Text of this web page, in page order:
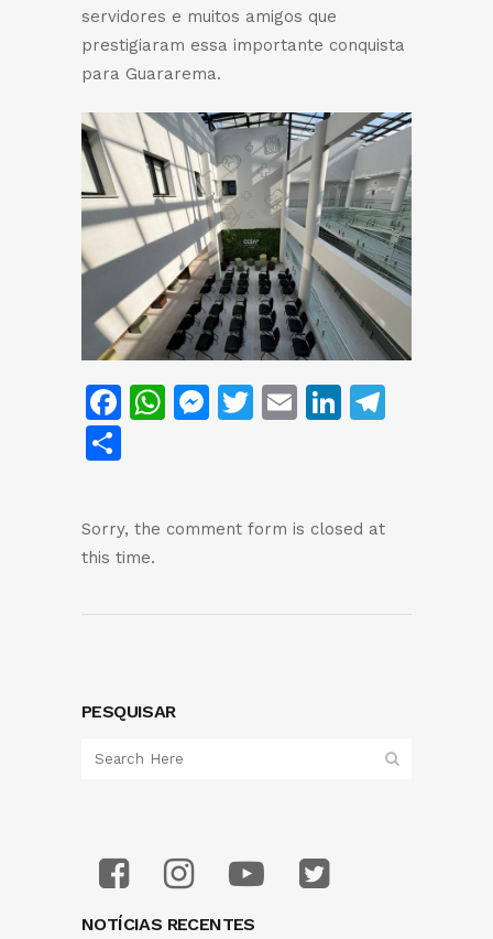
servidores e muitos amigos que
prestigiaram essa importante conquista
para Guararema.
Facebook
WhatsApp
Messenger
Twitter
EmailLinkedIn
Sorry, the comment form is closed at
this time.
PESQUISAR
NOTÍCIAS RECENTES